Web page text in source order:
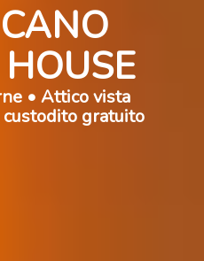
• Attico vista
custodito gratuito